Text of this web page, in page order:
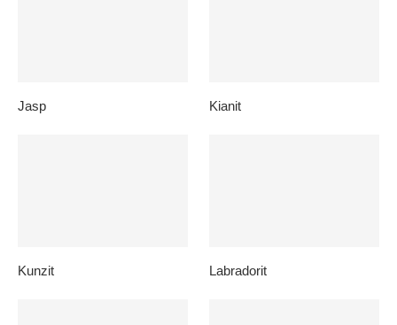
Jasp Kianit
Kunzit Labradorit